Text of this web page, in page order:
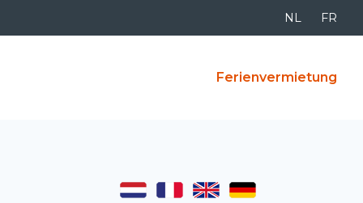
NL FR
Ferienvermietung